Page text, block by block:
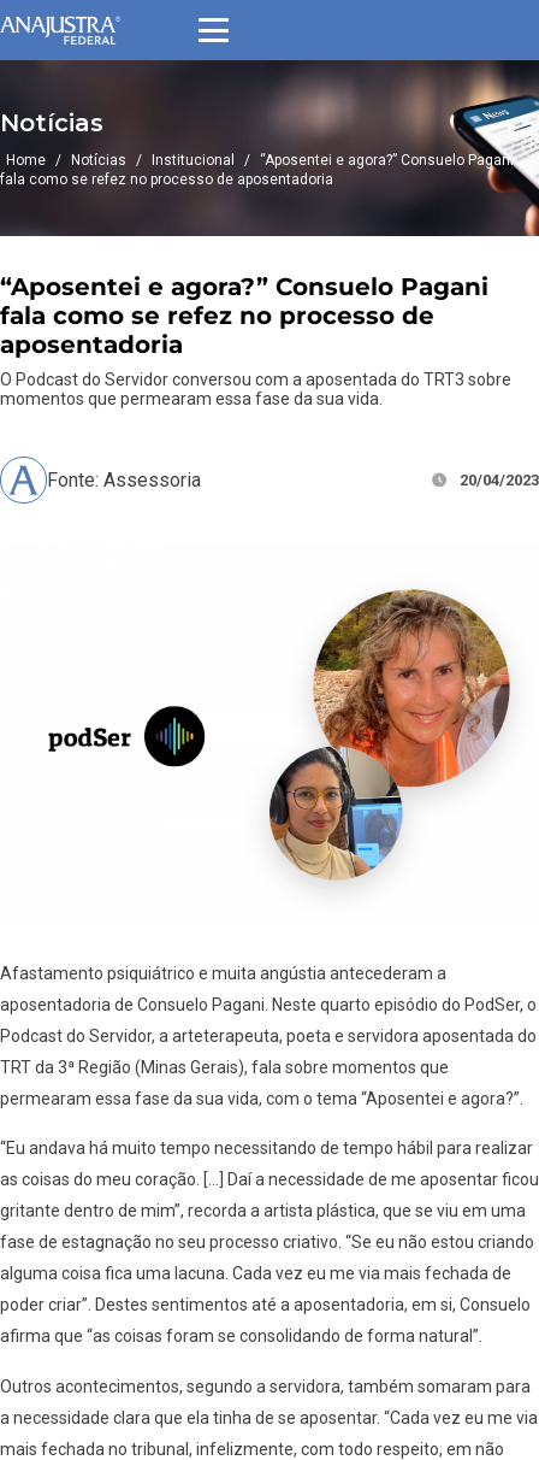
Notícias
Home / Notícias / Institucional / “Aposentei e agora?” Consuelo Pagani
fala como se refez no processo de aposentadoria
“Aposentei e agora?” Consuelo Pagani
fala como se refez no processo de
aposentadoria
O Podcast do Servidor conversou com a aposentada do TRT3 sobre
momentos que permearam essa fase da sua vida.
Fonte: Assessoria 20/04/2023
Afastamento psiquiátrico e muita angústia antecederam a
aposentadoria de Consuelo Pagani. Neste quarto episódio do PodSer, o
Podcast do Servidor, a arteterapeuta, poeta e servidora aposentada do
TRT da 3ª Região (Minas Gerais), fala sobre momentos que
permearam essa fase da sua vida, com o tema “Aposentei e agora?”.
“Eu andava há muito tempo necessitando de tempo hábil para realizar
as coisas do meu coração. […] Daí a necessidade de me aposentar ficou
gritante dentro de mim”, recorda a artista plástica, que se viu em uma
fase de estagnação no seu processo criativo. “Se eu não estou criando
alguma coisa fica uma lacuna. Cada vez eu me via mais fechada de
poder criar”. Destes sentimentos até a aposentadoria, em si, Consuelo
afirma que “as coisas foram se consolidando de forma natural”.
Outros acontecimentos, segundo a servidora, também somaram para
a necessidade clara que ela tinha de se aposentar. “Cada vez eu me via
mais fechada no tribunal, infelizmente, com todo respeito, em não